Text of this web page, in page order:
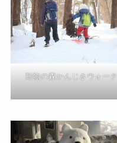
動物の森かんじきウォーク